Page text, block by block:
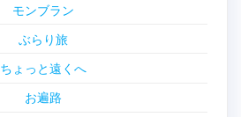
モンブラン
ぶらり旅
ちょっと遠くへ
お遍路